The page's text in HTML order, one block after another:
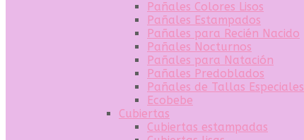
Pañales Colores Lisos
Pañales Estampados
Pañales para Recién Nacido
Pañales Nocturnos
Pañales para Natación
Pañales Predoblados
Pañales de Tallas Especiales
Ecobebe
Cubiertas
Cubiertas estampadas